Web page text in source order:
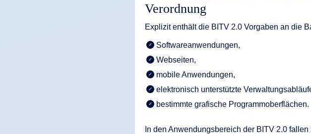
Verordnung
Explizit enthält die BITV 2.0 Vorgaben an die
Softwareanwendungen,
Webseiten,
mobile Anwendungen,
elektronisch unterstützte
bestimmte grafische Programmoberflächen.
In den Anwendungsbereich der BITV 2.0